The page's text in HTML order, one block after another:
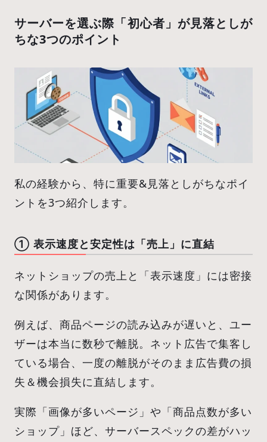
サーバーを選ぶ際「初心者」が見落としが
ちな3つのポイント
私の経験から、特に重要&見落としがちなポイ
ントを3つ紹介します。
① 表示速度と安定性は「売上」に直結
ネットショップの売上と「表示速度」には密接
な関係があります。
例えば、商品ページの読み込みが遅いと、ユー
ザーは本当に数秒で離脱。ネット広告で集客し
ている場合、一度の離脱がそのまま広告費の損
失＆機会損失に直結します。
実際「画像が多いページ」や「商品点数が多い
ショップ」ほど、サーバースペックの差がハッ